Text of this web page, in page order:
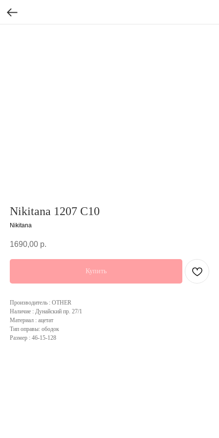
Nikitana 1207 С10
Nikitana
1690,00 р.
Купить
Производитель : OTHER
Наличие : Дунайский пр. 27/1
Материал : ацетат
Тип оправы: ободок
Размер : 46-15-128